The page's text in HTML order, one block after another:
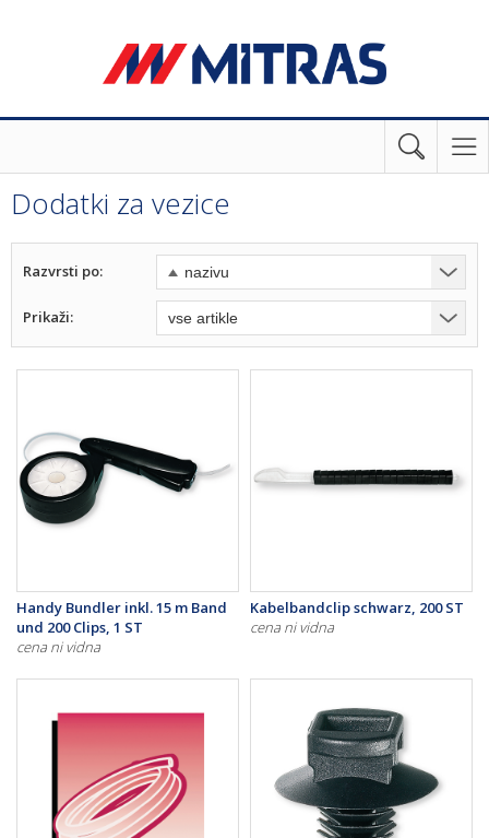
Dodatki za vezice
Razvrsti po:
Prikaži:
Handy Bundler inkl. 15 m Band
und 200 Clips, 1 ST
cena ni vidna
Kabelbandclip schwarz, 200 ST
cena ni vidna